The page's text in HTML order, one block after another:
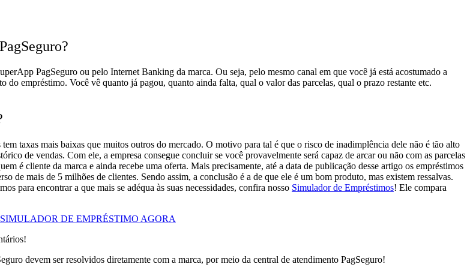
PagSeguro ou pelo Internet Banking da marca. Ou seja, pelo mesmo canal em que você já está acostumado a
do empréstimo. Você vê quanto já pagou, quanto ainda falta, qual o valor das parcelas, qual o prazo restante etc.
taxas mais baixas que muitos outros do mercado. O motivo para tal é que o risco de inadimplência dele não é tão alto
de vendas. Com ele, a empresa consegue concluir se você provavelmente será capaz de arcar ou não com as parcelas
é cliente da marca e ainda recebe uma oferta. Mais precisamente, até a data de publicação desse artigo os empréstimos
de mais de 5 milhões de clientes. Sendo assim, a conclusão é a de que ele é um bom produto, mas existem ressalvas.
para encontrar a que mais se adéqua às suas necessidades, confira nosso Simulador de Empréstimos! Ele compara
DE EMPRÉSTIMO AGORA
devem ser resolvidos diretamente com a marca, por meio da central de atendimento PagSeguro!